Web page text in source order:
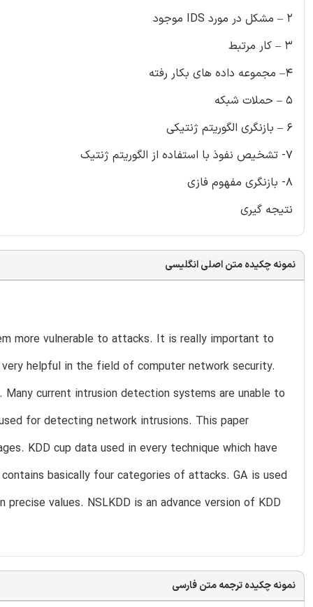
2 – مشکل در مورد IDS موجود
3 – کار مرتبط
4– مجموعه داده های بکار رفته
5 – حملات شبکه
6 – بازنگری الگوریتم ژنتیکی
7- تشخیص نفوذ با استفاده از الگوریتم ژنتیک
8- بازنگری مفهوم فازی
نتیجه گیری
نمونه چکیده متن اصلی انگلیسی
more vulnerable to attacks. It is really important to
helpful in the field of computer network security.
current intrusion detection systems are unable to
for detecting network intrusions. This paper
KDD cup data used in every technique which have
basically four categories of attacks. GA is used
values. NSLKDD is an advance version of KDD
نمونه چکیده ترجمه متن فارسی